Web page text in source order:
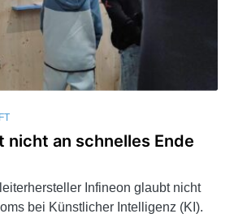
nicht an schnelles Ende
Infineon glaubt nicht
bei Künstlicher Intelligenz (KI).